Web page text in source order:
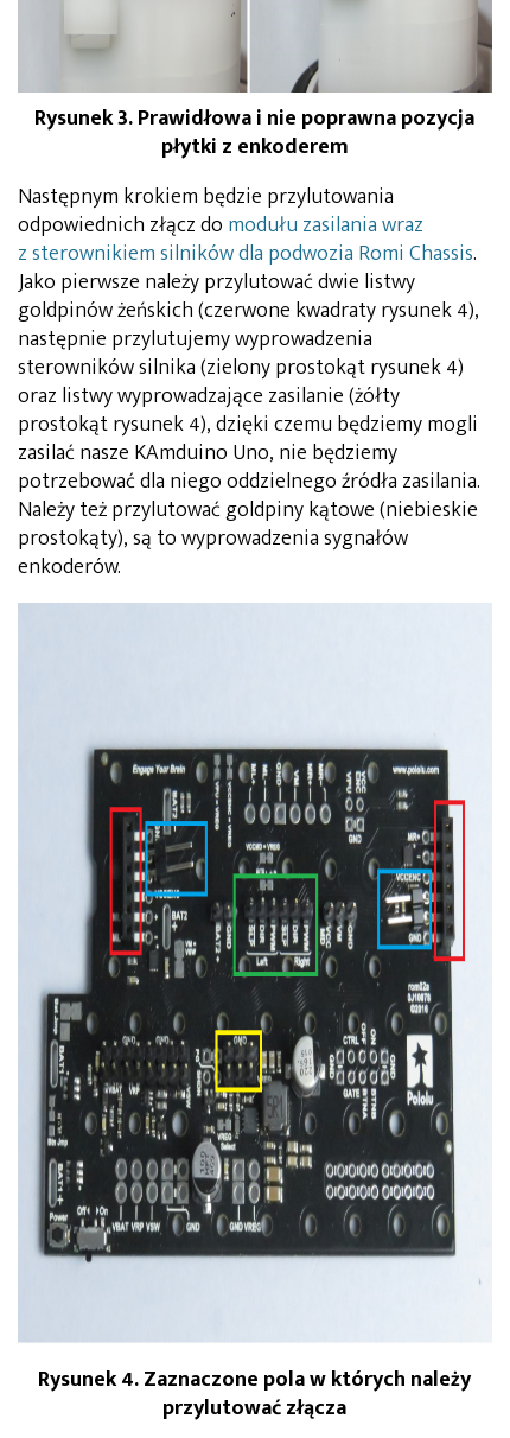
Rysunek 3. Prawidłowa i nie poprawna pozycja
płytki z enkoderem
Następnym krokiem będzie przylutowania
odpowiednich złącz do modułu zasilania wraz
z sterownikiem silników dla podwozia Romi Chassis.
Jako pierwsze należy przylutować dwie listwy
goldpinów żeńskich (czerwone kwadraty rysunek 4),
następnie przylutujemy wyprowadzenia
sterowników silnika (zielony prostokąt rysunek 4)
oraz listwy wyprowadzające zasilanie (żółty
prostokąt rysunek 4), dzięki czemu będziemy mogli
zasilać nasze KAmduino Uno, nie będziemy
potrzebować dla niego oddzielnego źródła zasilania.
Należy też przylutować goldpiny kątowe (niebieskie
prostokąty), są to wyprowadzenia sygnałów
enkoderów.
Rysunek 4. Zaznaczone pola w których należy
przylutować złącza